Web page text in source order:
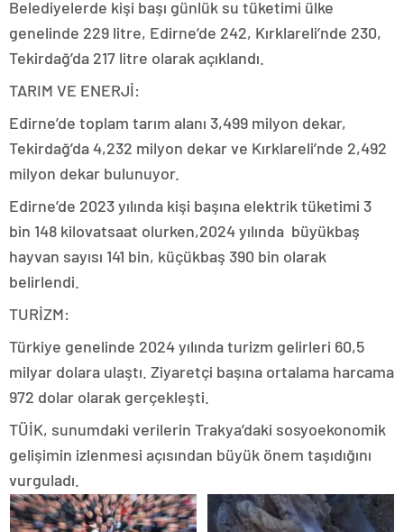
Belediyelerde kişi başı günlük su tüketimi ülke
genelinde 229 litre, Edirne’de 242, Kırklareli’nde 230,
Tekirdağ’da 217 litre olarak açıklandı.
TARIM VE ENERJİ:
Edirne’de toplam tarım alanı 3,499 milyon dekar,
Tekirdağ’da 4,232 milyon dekar ve Kırklareli’nde 2,492
milyon dekar bulunuyor.
Edirne’de 2023 yılında kişi başına elektrik tüketimi 3
bin 148 kilovatsaat olurken,2024 yılında büyükbaş
hayvan sayısı 141 bin, küçükbaş 390 bin olarak
belirlendi.
TURİZM:
Türkiye genelinde 2024 yılında turizm gelirleri 60,5
milyar dolara ulaştı. Ziyaretçi başına ortalama harcama
972 dolar olarak gerçekleşti.
TÜİK, sunumdaki verilerin Trakya’daki sosyoekonomik
gelişimin izlenmesi açısından büyük önem taşıdığını
vurguladı.